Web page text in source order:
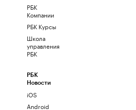
РБК
Компании
РБК Курсы
Школа
управления
РБК
РБК
Новости
iOS
Android